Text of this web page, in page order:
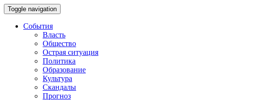
Toggle navigation
События
Власть
Общество
Острая ситуация
Политика
Образование
Культура
Скандалы
Прогноз